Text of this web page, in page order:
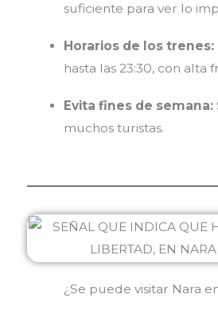
suficiente para ver lo
Horarios de los trenes:
hasta las 23:30, con alta
Evita fines de semana:
muchos turistas.
¿Se puede visitar Nara